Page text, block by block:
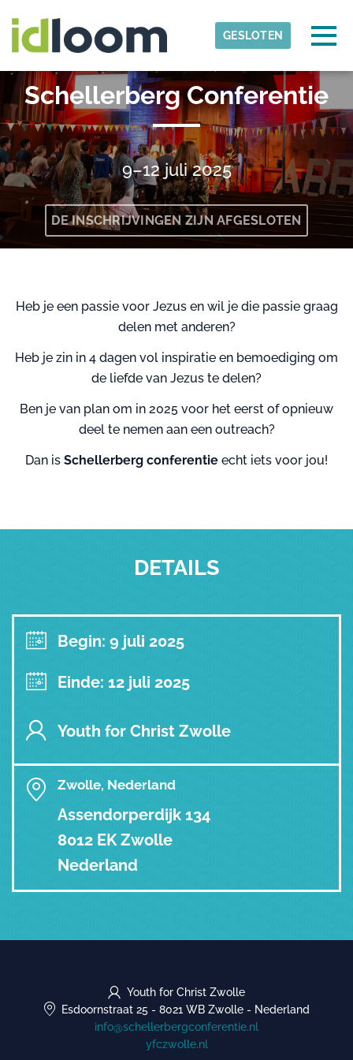
GESLOTEN
YfCZwolle
Schellerberg Conferentie
9–12 juli 2025
DE INSCHRIJVINGEN ZIJN AFGESLOTEN
Heb je een passie voor Jezus en wil je die passie graag
delen met anderen?
Heb je zin in 4 dagen vol inspiratie en bemoediging om
de liefde van Jezus te delen?
Ben je van plan om in 2025 voor het eerst of opnieuw
deel te nemen aan een outreach?
Dan is Schellerberg conferentie echt iets voor jou!
DETAILS
Begin: 9 juli 2025
Einde: 12 juli 2025
Youth for Christ Zwolle
Zwolle, Nederland
Assendorperdijk 134
8012 EK Zwolle
Nederland
Youth for Christ Zwolle
Esdoornstraat 25 - 8021 WB Zwolle - Nederland
info@schellerbergconferentie.nl
yfczwolle.nl
Gedetecteerde tijdzone
OK